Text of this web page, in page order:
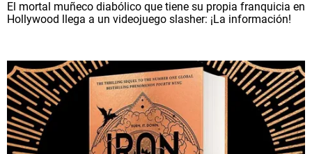
El mortal muñeco diabólico que tiene su propia franquicia en
Hollywood llega a un videojuego slasher: ¡La información!